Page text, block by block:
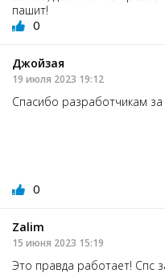
пашит!
0
Джойзая
19 июля 2023 19:12
Спасибо разработчикам
0
Zalim
15 июня 2023 15:19
Это правда работает! Спс